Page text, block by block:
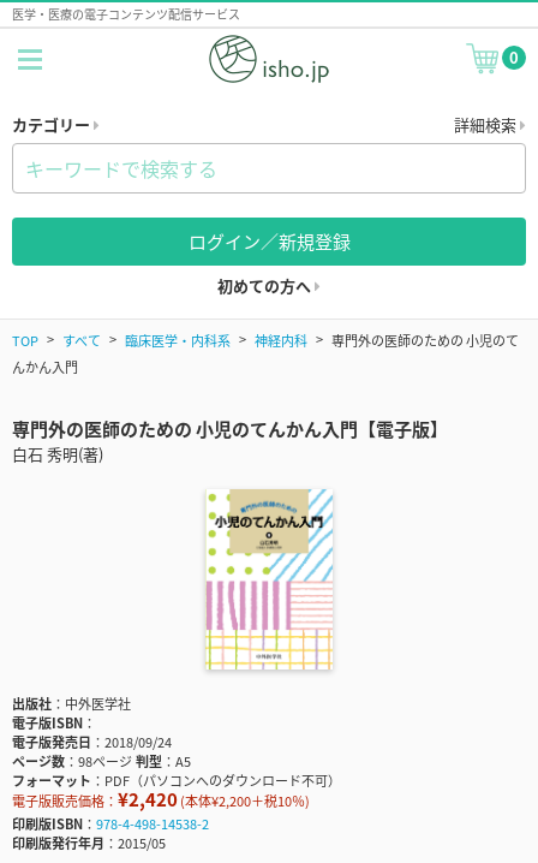
医学・医療の電子コンテンツ配信サービス
0
カテゴリー 詳細検索
ログイン／新規登録
初めての方へ
TOP すべて 臨床医学・内科系 神経内科
専門外の医師のための 小児のて
んかん入門
専門外の医師のための 小児のてんかん入門【電子版】
白石 秀明(著)
出版社
中外医学社
電子版ISBN
電子版発売日
2018/09/24
ページ数
98ページ判型
A5
フォーマット
PDF（パソコンへのダウンロード不可）
電子版販売価格： ¥2,420(本体¥2,200＋税10％)
印刷版ISBN
978-4-498-14538-2
印刷版発行年月
2015/05